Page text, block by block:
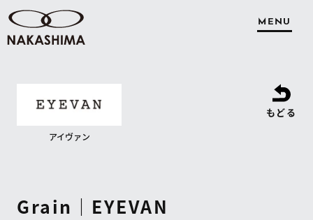
MENU
アイヴァン
もどる
Grain｜EYEVAN